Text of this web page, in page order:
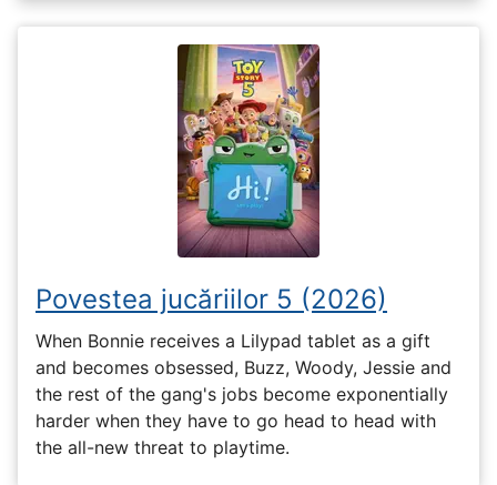
Povestea jucăriilor 5 (2026)
When Bonnie receives a Lilypad tablet as a gift
and becomes obsessed, Buzz, Woody, Jessie and
the rest of the gang's jobs become exponentially
harder when they have to go head to head with
the all-new threat to playtime.